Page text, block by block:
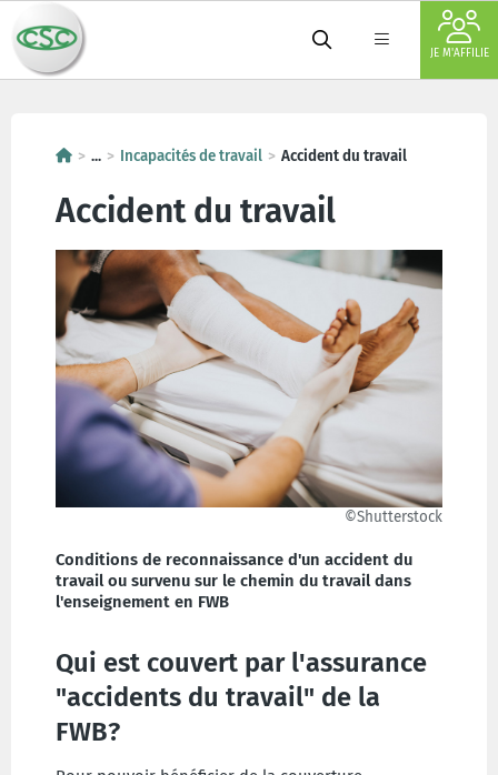
JE M'AFFILIE
... Incapacités de travail Accident du travail
Accident du travail
©Shutterstock
Conditions de reconnaissance d'un accident du
travail ou survenu sur le chemin du travail dans
l'enseignement en FWB
Qui est couvert par l'assurance
"accidents du travail" de la
FWB?